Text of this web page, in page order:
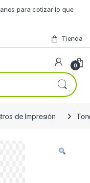
para cotizar lo que
Tienda
0
de Impresión